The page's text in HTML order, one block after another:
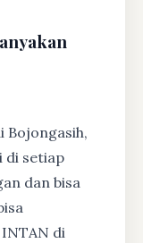
Bojongasih,
di setiap
dan bisa
di